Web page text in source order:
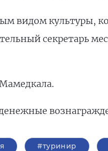
видом культуры,
секретарь
#туринир